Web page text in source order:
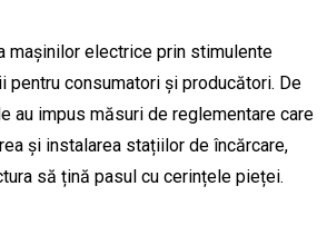
mașinilor electrice prin stimulente
pentru consumatori și producători. De
au impus măsuri de reglementare care
și instalarea stațiilor de încărcare,
să țină pasul cu cerințele pieței.